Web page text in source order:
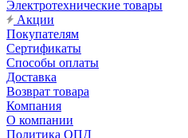
Электротехнические товары
Акции
Покупателям
Сертификаты
Способы оплаты
Доставка
Возврат товара
Компания
О компании
Политика ОПД